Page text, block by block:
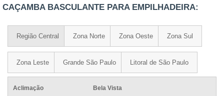
CAÇAMBA BASCULANTE PARA EMPILHADEIRA:
Região Central Zona Norte Zona Oeste Zona Sul
Zona Leste Grande São Paulo Litoral de São Paulo
Aclimação
Bela Vista